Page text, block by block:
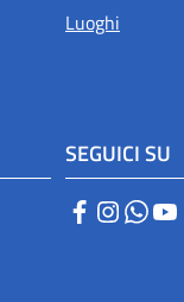
Luoghi
SEGUICI SU
Facebook